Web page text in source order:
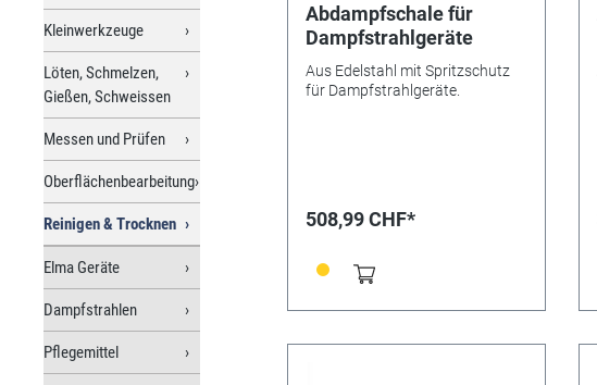
Kleinwerkzeuge
Löten, Schmelzen,
Gießen, Schweissen
Messen und Prüfen
Oberflächenbearbeitung
Reinigen & Trocknen
Elma Geräte
Dampfstrahlen
Pflegemittel
Abdampfschale für
Dampfstrahlgeräte
Aus Edelstahl mit Spritzschutz
für Dampfstrahlgeräte.
508,99 CHF*